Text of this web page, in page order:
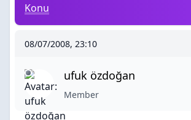
Kuran Değiştirilmiş midir?
Konu
08/07/2008, 23:10
ufuk özdoğan
Member